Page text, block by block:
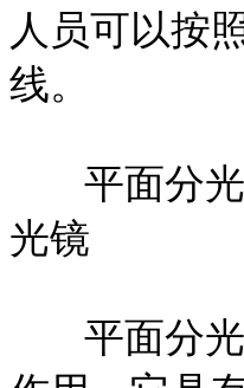
人员可以按
线。
平面分光
光镜
平面分光